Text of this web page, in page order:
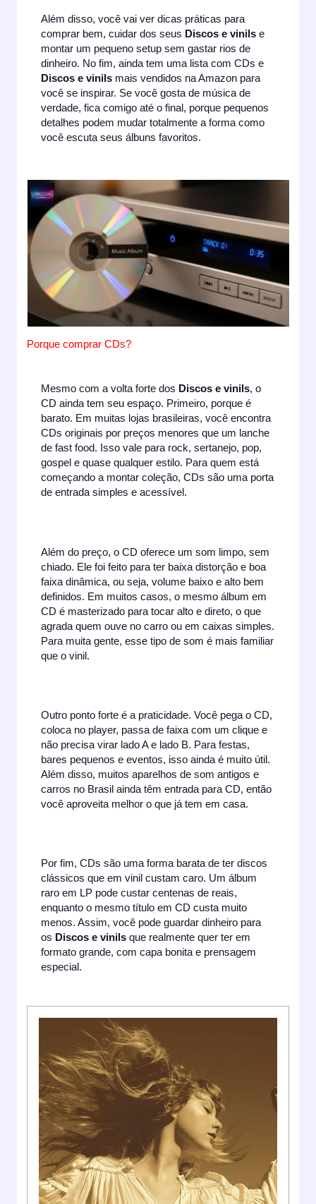
Além disso, você vai ver dicas práticas para
comprar bem, cuidar dos seus Discos e vinils e
montar um pequeno setup sem gastar rios de
dinheiro. No fim, ainda tem uma lista com CDs e
Discos e vinils mais vendidos na Amazon para
você se inspirar. Se você gosta de música de
verdade, fica comigo até o final, porque pequenos
detalhes podem mudar totalmente a forma como
você escuta seus álbuns favoritos.
Porque comprar CDs?
Mesmo com a volta forte dos Discos e vinils, o
CD ainda tem seu espaço. Primeiro, porque é
barato. Em muitas lojas brasileiras, você encontra
CDs originais por preços menores que um lanche
de fast food. Isso vale para rock, sertanejo, pop,
gospel e quase qualquer estilo. Para quem está
começando a montar coleção, CDs são uma porta
de entrada simples e acessível.
Além do preço, o CD oferece um som limpo, sem
chiado. Ele foi feito para ter baixa distorção e boa
faixa dinâmica, ou seja, volume baixo e alto bem
definidos. Em muitos casos, o mesmo álbum em
CD é masterizado para tocar alto e direto, o que
agrada quem ouve no carro ou em caixas simples.
Para muita gente, esse tipo de som é mais familiar
que o vinil.
Outro ponto forte é a praticidade. Você pega o CD,
coloca no player, passa de faixa com um clique e
não precisa virar lado A e lado B. Para festas,
bares pequenos e eventos, isso ainda é muito útil.
Além disso, muitos aparelhos de som antigos e
carros no Brasil ainda têm entrada para CD, então
você aproveita melhor o que já tem em casa.
Por fim, CDs são uma forma barata de ter discos
clássicos que em vinil custam caro. Um álbum
raro em LP pode custar centenas de reais,
enquanto o mesmo título em CD custa muito
menos. Assim, você pode guardar dinheiro para
os Discos e vinils que realmente quer ter em
formato grande, com capa bonita e prensagem
especial.